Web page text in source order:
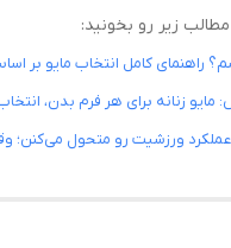
زیر رو بخونید:
راهنمای کامل انتخاب مایو بر
زنانه برای هر فرم بدن،
ورزشیت رو متحول می‌کنن؛